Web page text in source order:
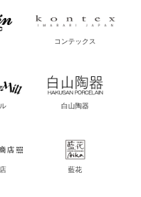
コンテックス
白山陶器
藍花